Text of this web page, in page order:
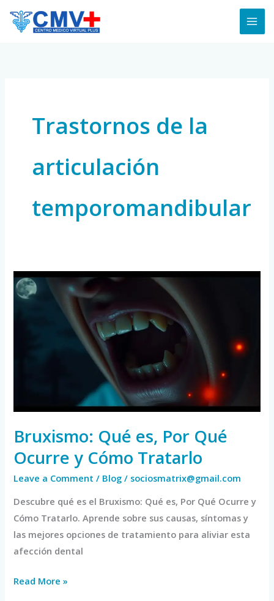
Trastornos de la
articulación
temporomandibular
Bruxismo: Qué es, Por Qué
Ocurre y Cómo Tratarlo
Leave a Comment / Blog / sociosmatrix@gmail.com
Descubre qué es el Bruxismo: Qué es, Por Qué Ocurre y
Cómo Tratarlo. Aprende sobre sus causas, síntomas y
las mejores opciones de tratamiento para aliviar esta
afección dental
Bruxismo:
Qué
Tratarlo
Read More »